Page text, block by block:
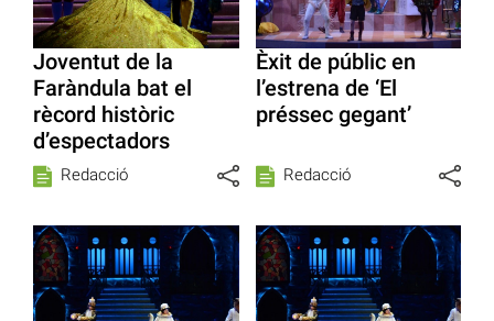
Joventut de la
Faràndula bat el
rècord històric
d’espectadors
Redacció
Èxit de públic en
l’estrena de ‘El
préssec gegant’
Redacció